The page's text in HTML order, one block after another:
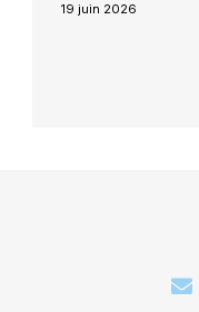
19 juin 2026